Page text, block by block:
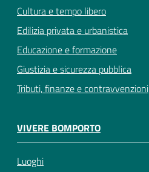
Cultura e tempo libero
Edilizia privata e urbanistica
Educazione e formazione
Giustizia e sicurezza pubblica
Tributi, finanze e contravvenzioni
VIVERE BOMPORTO
Luoghi